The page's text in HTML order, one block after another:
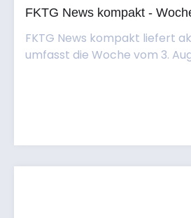
FKTG News kompakt -
FKTG News kompakt liefert
umfasst die Woche vom 3.